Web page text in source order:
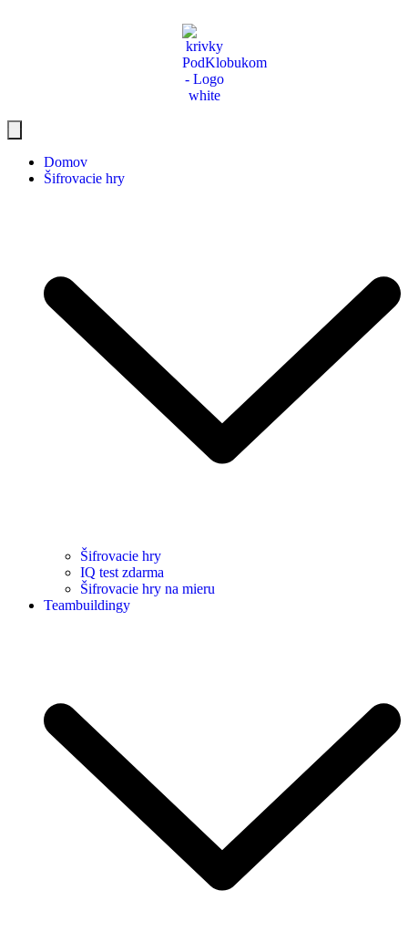
Domov
Šifrovacie hry
Šifrovacie hry
IQ test zdarma
Šifrovacie hry na mieru
Teambuildingy